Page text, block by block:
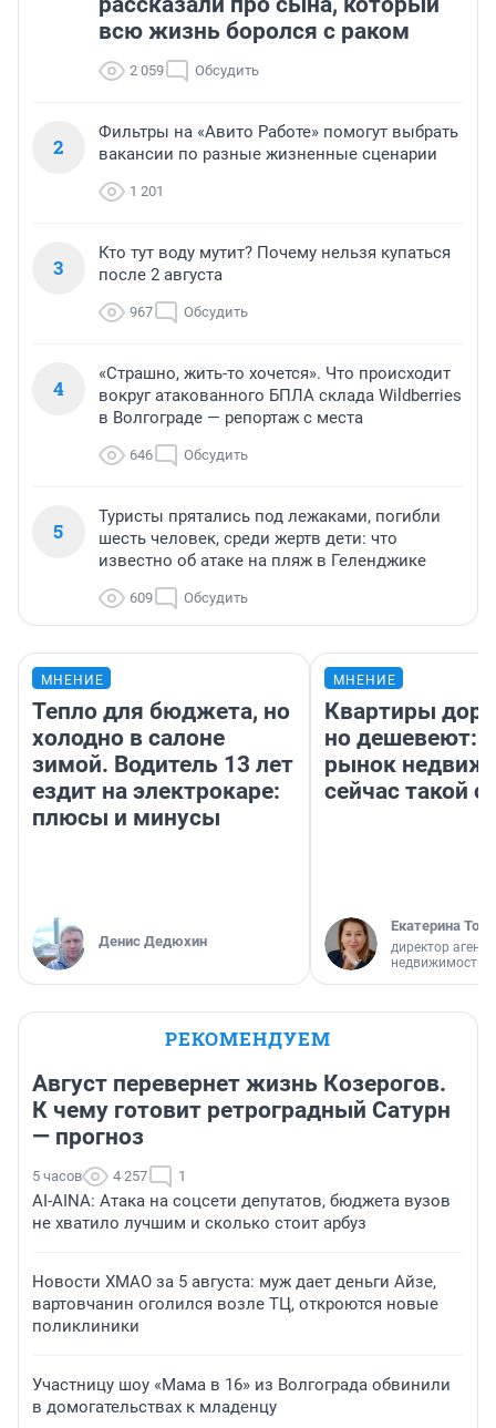
всю жизнь боролся с раком
2 059 Обсудить
2
Фильтры на «Авито Работе» помогут выбрать
вакансии по разные жизненные сценарии
1 201
3
Кто тут воду мутит? Почему нельзя купаться
после 2 августа
967 Обсудить
4
«Страшно, жить-то хочется». Что происходит
вокруг атакованного БПЛА склада Wildberries
в Волгограде — репортаж с места
646 Обсудить
5
Туристы прятались под лежаками, погибли
шесть человек, среди жертв дети: что
известно об атаке на пляж в Геленджике
609 Обсудить
МНЕНИЕ
Тепло для бюджета, но
холодно в салоне
зимой. Водитель 13 лет
ездит на электрокаре:
плюсы и минусы
Денис Дедюхин
МНЕНИЕ
Квартиры
но дешевеют:
рынок
сейчас такой
Екатерина
директор
недвижимости
РЕКОМЕНДУЕМ
Август перевернет жизнь Козерогов.
К чему готовит ретроградный Сатурн
— прогноз
5 часов 4 257 1
AI-AINA: Атака на соцсети депутатов, бюджета вузов
не хватило лучшим и сколько стоит арбуз
Новости ХМАО за 5 августа: муж дает деньги Айзе,
вартовчанин оголился возле ТЦ, откроются новые
поликлиники
Участницу шоу «Мама в 16» из Волгограда обвинили
в домогательствах к младенцу